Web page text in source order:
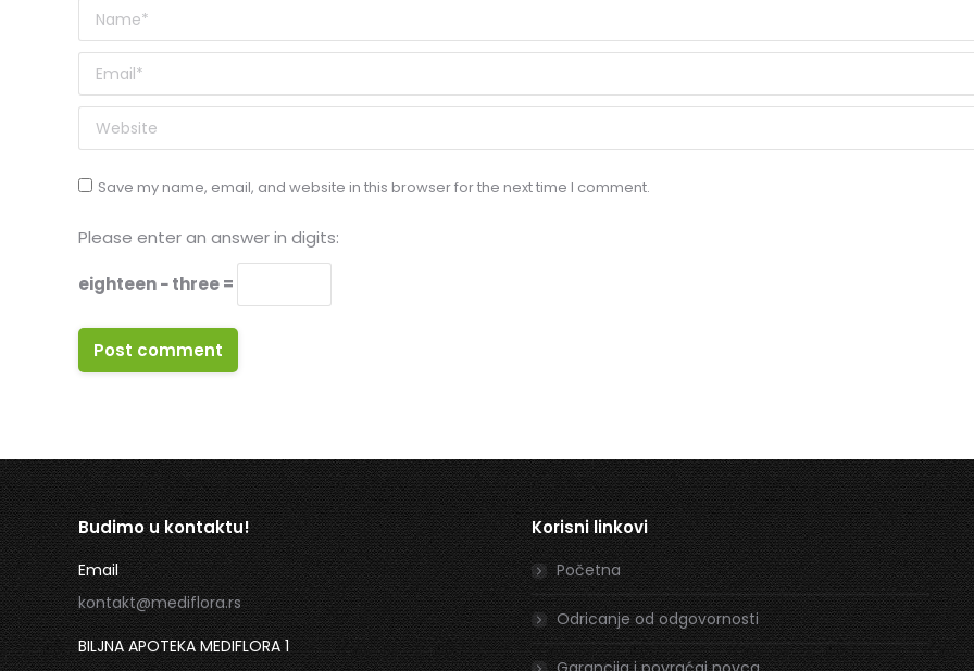
Name *
Email *
Website
Save my name, email, and website in this browser for the next time I comment.
Please enter an answer in digits:
eighteen − three =
Post comment
Budimo u kontaktu!
Email
kontakt@mediflora.rs
BILJNA APOTEKA MEDIFLORA 1
Korisni linkovi
Početna
Odricanje od odgovornosti